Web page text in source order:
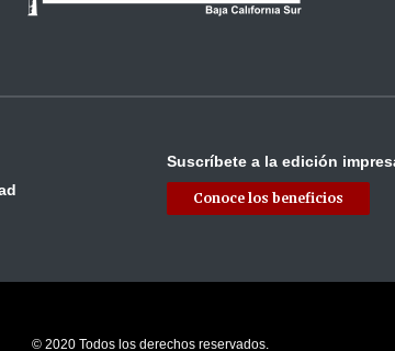
Suscríbete a la edición
Conoce los beneficios
© 2020 Todos los derechos reservados.